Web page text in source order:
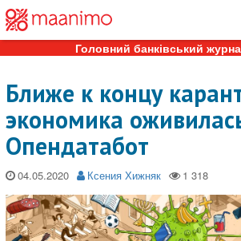
Головний банківський
Ближе к концу
экономика
Опендатабот
04.05.2020 Ксения Хижняк